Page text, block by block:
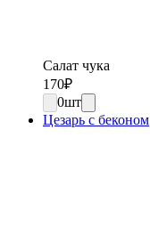
Салат чука
170₽
0шт
Цезарь с беконом